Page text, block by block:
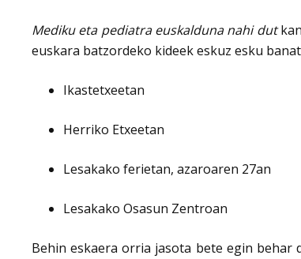
Mediku eta pediatra euskalduna nahi dut
euskara batzordeko kideek eskuz esku
Ikastetxeetan
Herriko Etxeetan
Lesakako ferietan, azaroaren 27an
Lesakako Osasun Zentroan
Behin eskaera orria jasota bete egin behar